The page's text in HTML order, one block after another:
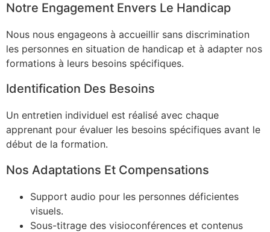
Notre Engagement Envers Le Handicap
Nous nous engageons à accueillir sans discrimination
les personnes en situation de handicap et à adapter nos
formations à leurs besoins spécifiques.
Identification Des Besoins
Un entretien individuel est réalisé avec chaque
apprenant pour évaluer les besoins spécifiques avant le
début de la formation.
Nos Adaptations Et Compensations
Support audio pour les personnes déficientes
visuels.
Sous-titrage des visioconférences et contenus